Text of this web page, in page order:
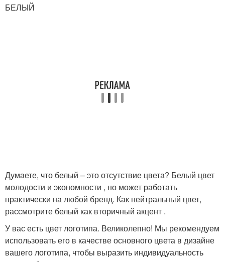
БЕЛЫЙ
Думаете, что белый – это отсутствие цвета? Белый цвет
молодости и экономности , но может работать
практически на любой бренд. Как нейтральный цвет,
рассмотрите белый как вторичный акцент .
У вас есть цвет логотипа. Великолепно! Мы рекомендуем
использовать его в качестве основного цвета в дизайне
вашего логотипа, чтобы выразить индивидуальность